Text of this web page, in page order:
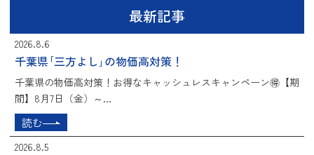
最新記事
2026.8.6
千葉県｢三方よし｣の物価高対策！
千葉県の物価高対策！お得なキャッシュレスキャンペーン🉐【期
間】8月7日（金）～...
読む
2026.8.5